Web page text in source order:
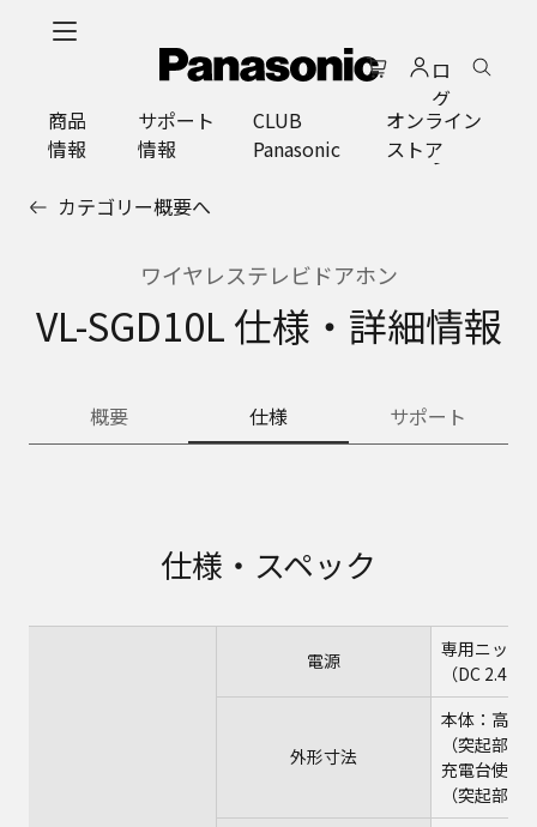
ロ
グ
イ
ン
商品
情報
サポート
情報
CLUB
Panasonic
オンライン
ストア
カテゴリー概要へ
ワイヤレステレビドアホン
VL-SGD10L 仕様・詳細情報
概要 仕様 サポート
仕様・スペック
電源
専用ニッケ
（DC 2.4 V
外形寸法
本体：高
（突起部除
充電台使
（突起部除